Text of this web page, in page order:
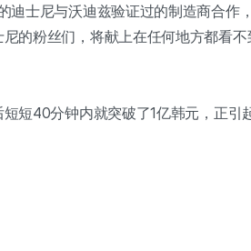
迪士尼与沃迪兹验证过的制造商合作
的粉丝们，将献上在任何地方都看
短40分钟内就突破了1亿韩元，正引